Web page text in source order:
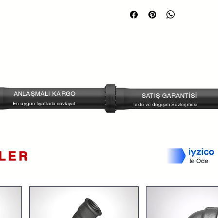
Üst flanş
ISO 5211
ANLAŞMALI KARGO
En uygun fiyatlarla sevkiyat
SATIŞ GARANTİSİ
İade ve değişim Sözleşmesi